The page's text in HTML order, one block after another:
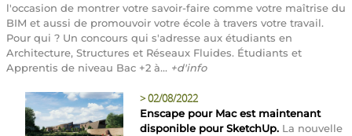
l'occasion de montrer votre savoir-faire comme votre maîtrise du
BIM et aussi de promouvoir votre école à travers votre travail.
Pour qui ? Un concours qui s'adresse aux étudiants en
Architecture, Structures et Réseaux Fluides. Étudiants et
Apprentis de niveau Bac +2 à... +d'info
>02/08/2022
Enscape pour Mac est maintenant
disponible pour SketchUp. La nouvelle